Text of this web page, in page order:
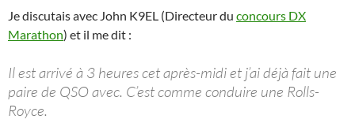
Je discutais avec John K9EL (Directeur du concours DX
Marathon) et il me dit :
Il est arrivé à 3 heures cet après-midi et j’ai déjà fait une
paire de QSO avec. C’est comme conduire une Rolls-
Royce.